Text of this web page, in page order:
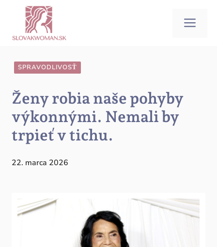
Preskočiť
obsah
SPRAVODLIVOSŤ
Ženy robia naše pohyby
výkonnými. Nemali by
trpieť v tichu.
22. marca 2026